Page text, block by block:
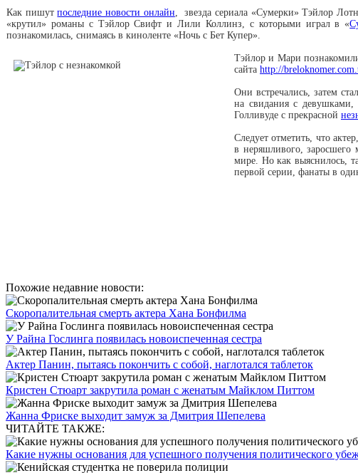
Как пишутпоследние новости онлайн , звезда сериала «Сумерки» Тэйлор
«крутил» романы с Тэйлор Свифт и Лили Коллинз, с которыми играл в «
познакомилась, снимаясь в киноленте «Ночь с Бет Купер».
Тэйлор и Мари
сайта http://
Они встречались, затем
на свидания с девушками,
Голливуде с прекрасной
Следует отметить, что
в неряшливого, заросшего
мире. Но как выяснилось,
первой серии, фанаты в
Похожие недавние новости:
Скоропалительная смерть актера Хана Бонфилма
У Райна Гослинга появилась новоиспеченная сестра
Актер Панин, пытаясь покончить с собой, наглотался таблеток
Кристен Стюарт закрутила роман с женатым Майклом Питтом
Жанна Фриске выходит замуж за Дмитрия Шепелева
ЧИТАЙТЕ ТАКЖЕ:
Какие нужны основания для успешного получения политического